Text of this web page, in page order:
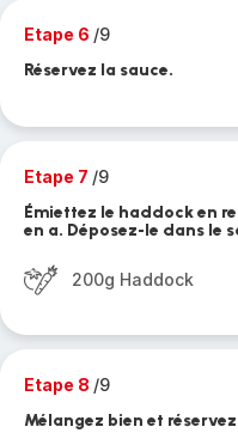
Etape 6 /9
Réservez la sauce.
Etape 7 /9
Émiettez le haddock en
en a. Déposez-le dans le
200g Haddock
Etape 8 /9
Mélangez bien et